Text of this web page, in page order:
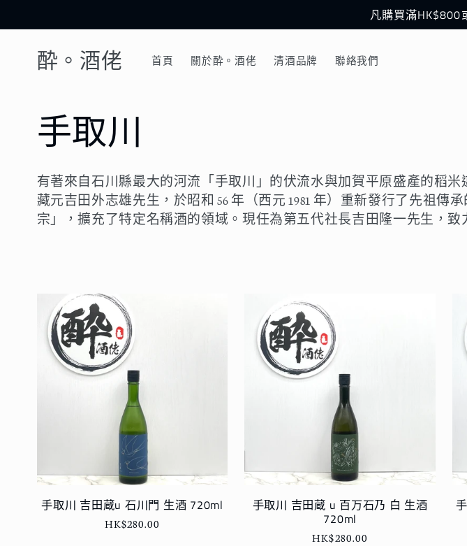
凡購買滿HK$800
酔。酒佬 首頁 關於酔。酒佬 清酒品牌 聯絡我們
商
品
系
手取川
有著來自石川縣最大的河流「手取川」的伏流水與加賀平原盛產的稻
藏元吉田外志雄先生，於昭和 56 年（西元 1981 年）重新發行了先祖傳
宗」，擴充了特定名稱酒的領域。現任為第五代社長吉田隆一先生，致
手取川 吉田蔵u 石川門 生酒 720ml
定
HK$280.00
手取川 吉田蔵 u 百万石乃 白 生酒
720ml
定
HK$280.00